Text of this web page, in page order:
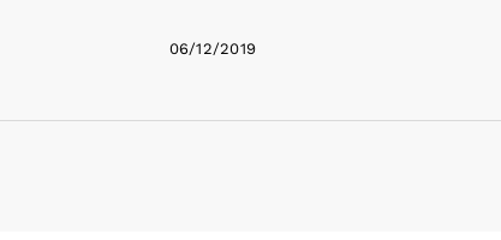
06/12/2019